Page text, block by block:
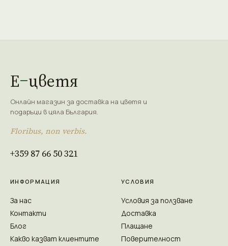
Е цветя
Онлайн магазин за доставка на цветя и
подаръци в цяла България.
Floribus, non verbis.
+359 87 66 50 321
ИНФОРМАЦИЯ
За нас
Контакти
Блог
Какво казват клиентите
УСЛОВИЯ
Условия за ползване
Доставка
Плащане
Поверителност